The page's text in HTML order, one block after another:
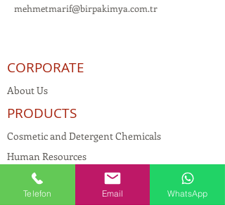
mehmetmarif@birpakimya.com.tr
CORPORATE
About Us
PRODUCTS
Cosmetic and Detergent Chemicals
Human Resources
KVKK
Quality Policy
Telefon Email WhatsApp